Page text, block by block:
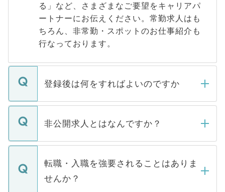
る」など、さまざまなご要望をキャリアパ
ートナーにお伝えください。常勤求人はも
ちろん、非常勤・スポットのお仕事紹介も
行なっております。
登録後は何をすればよいのですか
ご登録いただきましたら、弊社担当者がご
登録内容を確認し、その後メールもしくは
ます。通常、5営業日以内にはご連絡をせて
いただきますので、しばらくお待ちくださ
非公開求人とはなんですか？
マイナビDOCTORで取り扱っている求人の
うち約3割は、Webサイトからご覧いただ
けない「非公開求人」です。非公開求人は
下記の理由によって、一般には公開してい
転職・入職を強要されることはありま
せんか？